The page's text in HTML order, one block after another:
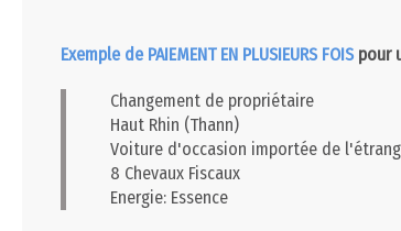
Exemple de PAIEMENT EN PLUSIEURS FOISpour
Changement de propriétaire
Haut Rhin (Thann)
Voiture d'occasion importée de
8 Chevaux Fiscaux
Energie: Essence